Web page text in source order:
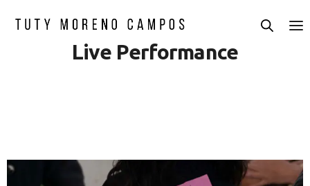
Live Performance